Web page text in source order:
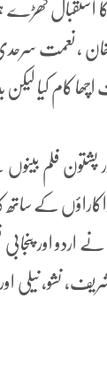
کھڑے ہو
سرحدی ،
کام کیا
فلم بینوں
کے ساتھ
نے اردو اور
نشو، نیلی